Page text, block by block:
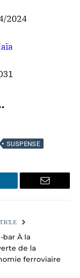
2024
SUSPENSE
Email
bar À la
de la
ferroviaire